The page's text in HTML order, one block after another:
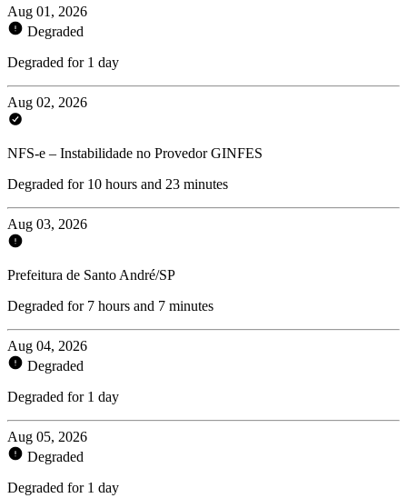
Aug 01, 2026
Degraded
Degraded for 1 day
Aug 02, 2026
NFS-e – Instabilidade no Provedor GINFES
Degraded for 10 hours and 23 minutes
Aug 03, 2026
Prefeitura de Santo André/SP
Degraded for 7 hours and 7 minutes
Aug 04, 2026
Degraded
Degraded for 1 day
Aug 05, 2026
Degraded
Degraded for 1 day